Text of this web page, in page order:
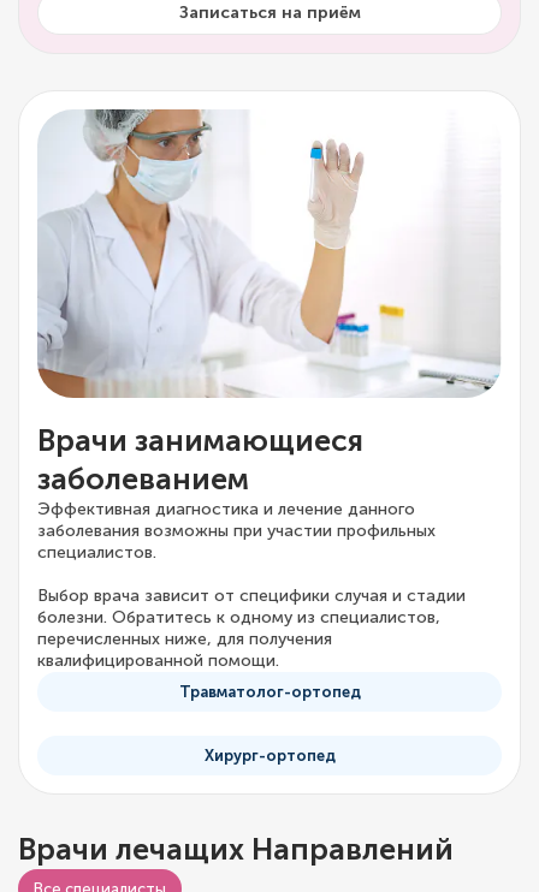
Записаться на приём
Врачи занимающиеся
заболеванием
Эффективная диагностика и лечение данного
заболевания возможны при участии профильных
специалистов.
Выбор врача зависит от специфики случая и стадии
болезни. Обратитесь к одному из специалистов,
перечисленных ниже, для получения
квалифицированной помощи.
Травматолог-ортопед
Хирург-ортопед
Врачи лечащих Направлений